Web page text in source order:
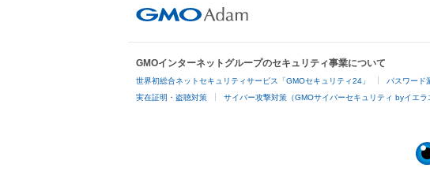
GMOインターネットグループのセキュリティ事業について
世界初総合ネットセキュリティサービス「GMOセキュリティ24」 パスワード
実在証明・盗聴対策 サイバー攻撃対策（GMOサイバーセキュリティ byイエラ